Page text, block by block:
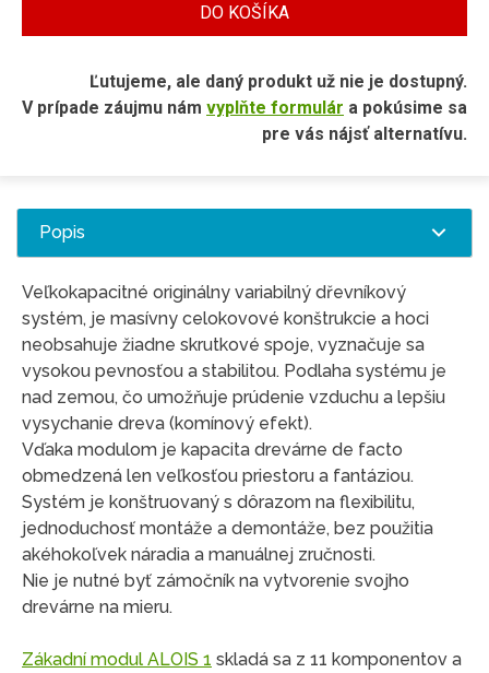
DO KOŠÍKA
Ľutujeme, ale daný produkt už nie je dostupný.
V prípade záujmu nám vyplňte formulár a pokúsime sa
pre vás nájsť alternatívu.
Popis
Veľkokapacitné originálny variabilný dřevníkový
systém, je masívny celokovové konštrukcie a hoci
neobsahuje žiadne skrutkové spoje, vyznačuje sa
vysokou pevnosťou a stabilitou. Podlaha systému je
nad zemou, čo umožňuje prúdenie vzduchu a lepšiu
vysychanie dreva (komínový efekt).
Vďaka modulom je kapacita drevárne de facto
obmedzená len veľkosťou priestoru a fantáziou.
Systém je konštruovaný s dôrazom na flexibilitu,
jednoduchosť montáže a demontáže, bez použitia
akéhokoľvek náradia a manuálnej zručnosti.
Nie je nutné byť zámočník na vytvorenie svojho
drevárne na mieru.
Zákadní modul ALOIS 1 skladá sa z 11 komponentov a